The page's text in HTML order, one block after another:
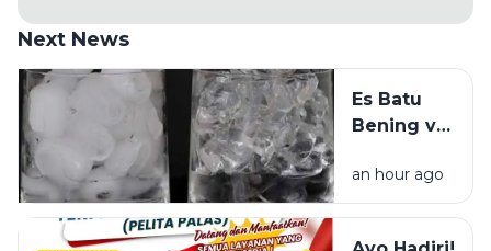
Next News
Es Batu
Bening vs
Putih, Apa
Bedanya?
an hour ago